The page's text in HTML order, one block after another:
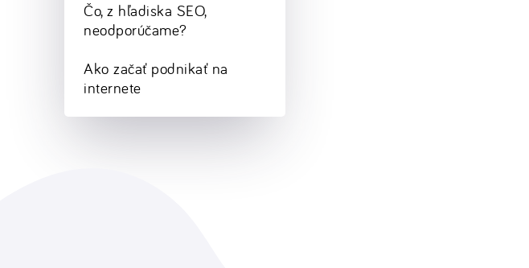
Čo, z hľadiska SEO,
neodporúčame?
Ako začať podnikať na
internete